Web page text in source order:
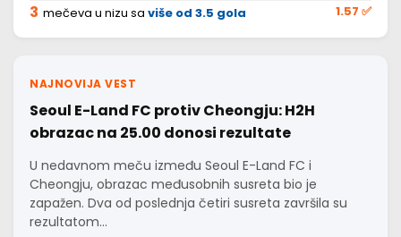
3 mečeva u nizu sa više od 3.5 gola 1.57 ✅
NAJNOVIJA VEST
Seoul E-Land FC protiv Cheongju: H2H
obrazac na 25.00 donosi rezultate
U nedavnom meču između Seoul E-Land FC i
Cheongju, obrazac međusobnih susreta bio je
zapažen. Dva od poslednja četiri susreta završila su
rezultatom…